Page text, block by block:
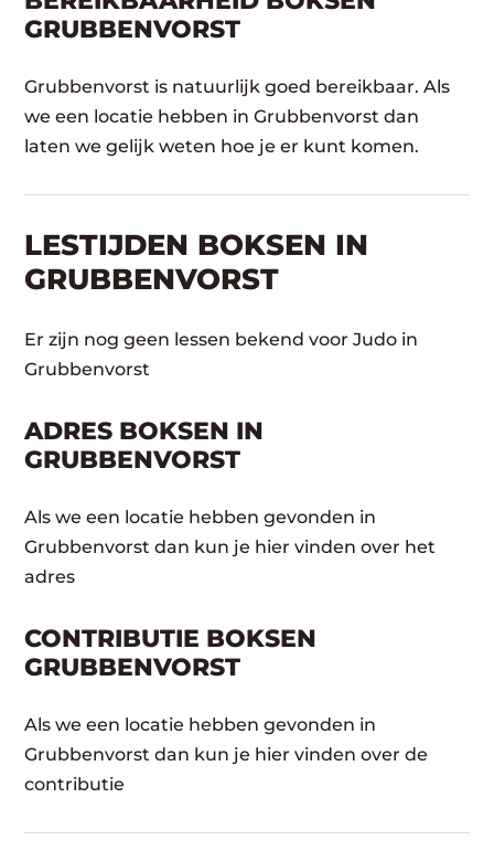
GRUBBENVORST
Grubbenvorst is natuurlijk goed bereikbaar. Als
we een locatie hebben in Grubbenvorst dan
laten we gelijk weten hoe je er kunt komen.
LESTIJDEN BOKSEN IN
GRUBBENVORST
Er zijn nog geen lessen bekend voor Judo in
Grubbenvorst
ADRES BOKSEN IN
GRUBBENVORST
Als we een locatie hebben gevonden in
Grubbenvorst dan kun je hier vinden over het
adres
CONTRIBUTIE BOKSEN
GRUBBENVORST
Als we een locatie hebben gevonden in
Grubbenvorst dan kun je hier vinden over de
contributie